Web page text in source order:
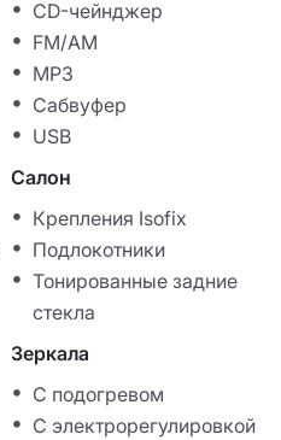
CD-чейнджер
FM/AM
MP3
Сабвуфер
USB
Салон
Крепления Isofix
Подлокотники
Тонированные задние
стекла
Зеркала
С подогревом
С электрорегулировкой